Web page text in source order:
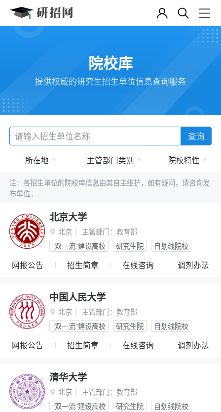
院校库
提供权威的研究生招生单位信息查询服务
查询
所在地 主管部门类别 院校特性
注：各招生单位的院校库信息由其自主维护，如有疑问，请咨询发
布单位。
北京大学
 北京 主管部门： 教育部
“双一流”建设高校
研究生院 自划线院校
网报公告 招生简章 在线咨询 调剂办法
中国人民大学
 北京 主管部门： 教育部
“双一流”建设高校
研究生院 自划线院校
网报公告 招生简章 在线咨询 调剂办法
清华大学
 北京 主管部门： 教育部
“双一流”建设高校
研究生院 自划线院校